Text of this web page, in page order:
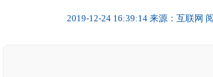
2019-12-24 16:39:14 来源：互联网